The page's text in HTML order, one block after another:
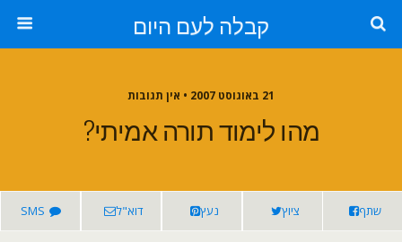
קבלה לעם היום
21 באוגוסט 2007 • אין תגובות
מהו לימוד תורה אמיתי?
שתף ציוץ נעץ דוא"ל SMS